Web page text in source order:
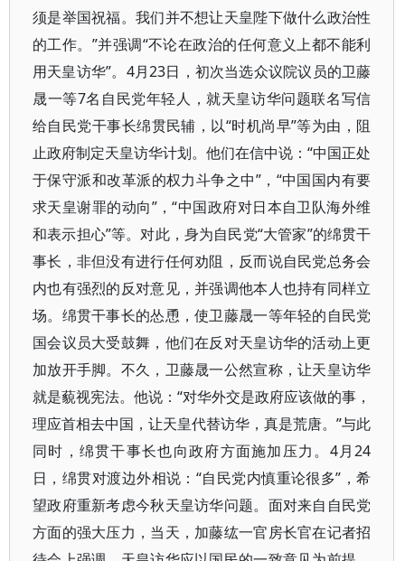
须是举国祝福。我们并不想让天皇陛下做什么政治性
的工作。”并强调“不论在政治的任何意义上都不能利
用天皇访华”。4月23日，初次当选众议院议员的卫藤
晟一等7名自民党年轻人，就天皇访华问题联名写信
给自民党干事长绵贯民辅，以“时机尚早”等为由，阻
止政府制定天皇访华计划。他们在信中说：“中国正处
于保守派和改革派的权力斗争之中”，“中国国内有要
求天皇谢罪的动向”，“中国政府对日本自卫队海外维
和表示担心”等。对此，身为自民党“大管家”的绵贯干
事长，非但没有进行任何劝阻，反而说自民党总务会
内也有强烈的反对意见，并强调他本人也持有同样立
场。绵贯干事长的怂恿，使卫藤晟一等年轻的自民党
国会议员大受鼓舞，他们在反对天皇访华的活动上更
加放开手脚。不久，卫藤晟一公然宣称，让天皇访华
就是藐视宪法。他说：“对华外交是政府应该做的事，
理应首相去中国，让天皇代替访华，真是荒唐。”与此
同时，绵贯干事长也向政府方面施加压力。4月24
日，绵贯对渡边外相说：“自民党内慎重论很多”，希
望政府重新考虑今秋天皇访华问题。面对来自自民党
方面的强大压力，当天，加藤纮一官房长官在记者招